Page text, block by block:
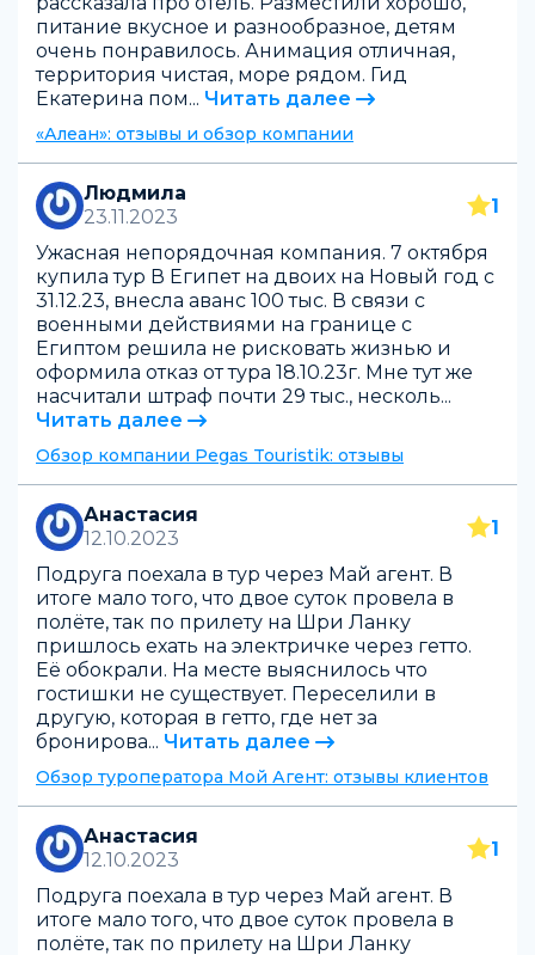
питание вкусное и разнообразное, детям
очень понравилось. Анимация отличная,
территория чистая, море рядом. Гид
Екатерина пом... Читать далее
«Алеан»: отзывы и обзор компании
Людмила
23.11.2023
1
Ужасная непорядочная компания. 7 октября
купила тур В Египет на двоих на Новый год с
31.12.23, внесла аванс 100 тыс. В связи с
военными действиями на границе с
Египтом решила не рисковать жизнью и
оформила отказ от тура 18.10.23г. Мне тут же
насчитали штраф почти 29 тыс., несколь...
Читать далее
Обзор компании Pegas Touristik: отзывы
Анастасия
12.10.2023
1
Подруга поехала в тур через Май агент. В
итоге мало того, что двое суток провела в
полёте, так по прилету на Шри Ланку
пришлось ехать на электричке через гетто.
Её обокрали. На месте выяснилось что
гостишки не существует. Переселили в
другую, которая в гетто, где нет за
бронирова... Читать далее
Обзор туроператора Мой Агент: отзывы клиентов
Анастасия
12.10.2023
1
Подруга поехала в тур через Май агент. В
итоге мало того, что двое суток провела в
полёте, так по прилету на Шри Ланку